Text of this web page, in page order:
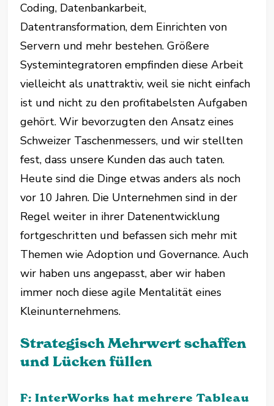
Coding, Datenbankarbeit,
Datentransformation, dem Einrichten von
Servern und mehr bestehen. Größere
Systemintegratoren empfinden diese Arbeit
vielleicht als unattraktiv, weil sie nicht einfach
ist und nicht zu den profitabelsten Aufgaben
gehört. Wir bevorzugten den Ansatz eines
Schweizer Taschenmessers, und wir stellten
fest, dass unsere Kunden das auch taten.
Heute sind die Dinge etwas anders als noch
vor 10 Jahren. Die Unternehmen sind in der
Regel weiter in ihrer Datenentwicklung
fortgeschritten und befassen sich mehr mit
Themen wie Adoption und Governance. Auch
wir haben uns angepasst, aber wir haben
immer noch diese agile Mentalität eines
Kleinunternehmens.
Strategisch Mehrwert schaffen
und Lücken füllen
F: InterWorks hat mehrere Tableau